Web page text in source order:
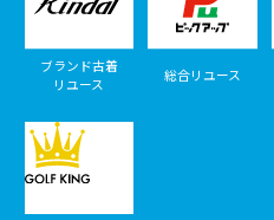
ブランド古着
リユース
総合リユース